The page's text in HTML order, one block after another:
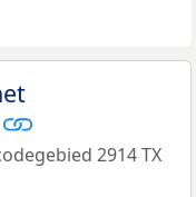
2914 TX